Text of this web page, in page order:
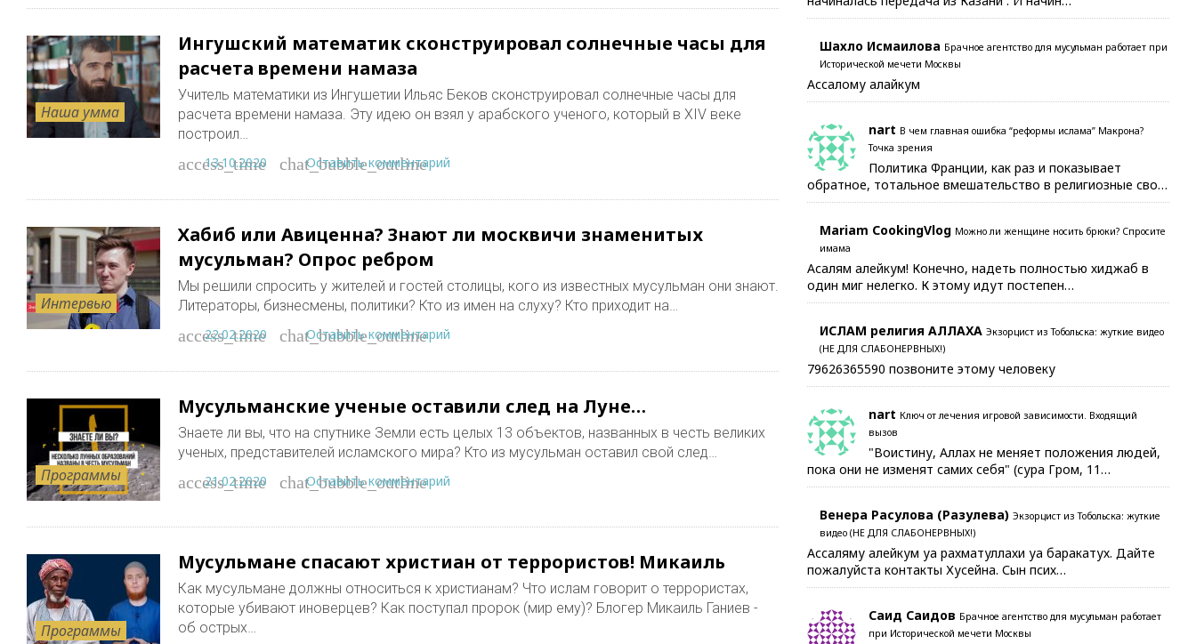
Наша умма
Ингушский математик сконструировал солнечные часы для
расчета времени намаза
Учитель математики из Ингушетии Ильяс Беков сконструировал солнечные часы для
расчета времени намаза. Эту идею он взял у арабского ученого, который в XIV веке
построил…
access_time
13.10.2020 chat_bubble_outline
Оставить комментарий
Интервью
Хабиб или Авиценна? Знают ли москвичи знаменитых
мусульман? Опрос ребром
Мы решили спросить у жителей и гостей столицы, кого из известных мусульман они знают.
Литераторы, бизнесмены, политики? Кто из имен на слуху? Кто приходит на…
access_time
22.02.2020 chat_bubble_outline
Оставить комментарий
Программы
Мусульманские ученые оставили след на Луне…
Знаете ли вы, что на спутнике Земли есть целых 13 объектов, названных в честь великих
ученых, представителей исламского мира? Кто из мусульман оставил свой след…
access_time
21.02.2020 chat_bubble_outline
Оставить комментарий
Программы
Мусульмане спасают христиан от террористов! Микаиль
Как мусульмане должны относиться к христианам? Что ислам говорит о террористах,
которые убивают иноверцев? Как поступал пророк (мир ему)? Блогер Микаиль Ганиев -
об острых…
Шахло Исмаилова Брачное агентство для мусульман работает при
Исторической мечети Москвы
Ассалому алайкум
nart В чем главная ошибка “реформы ислама” Макрона?
Точка зрения
Политика Франции, как раз и показывает
обратное, тотальное вмешательство в религиозные сво…
Mariam CookingVlog Можно ли женщине носить брюки? Спросите
имама
Асалям алейкум! Конечно, надеть полностью хиджаб в
один миг нелегко. К этому идут постепен…
ИСЛАМ религия АЛЛАХА Экзорцист из Тобольска: жуткие видео
(НЕ ДЛЯ СЛАБОНЕРВНЫХ!)
79626365590 позвоните этому человеку
nart Ключ от лечения игровой зависимости. Входящий
вызов
"Воистину, Аллах не меняет положения людей,
пока они не изменят самих себя" (сура Гром, 11…
Венера Расулова (Разулева) Экзорцист из Тобольска: жуткие
видео (НЕ ДЛЯ СЛАБОНЕРВНЫХ!)
Ассаляму алейкум уа рахматуллахи уа баракатух. Дайте
пожалуйста контакты Хусейна. Сын псих…
Саид Саидов Брачное агентство для мусульман работает
при Исторической мечети Москвы